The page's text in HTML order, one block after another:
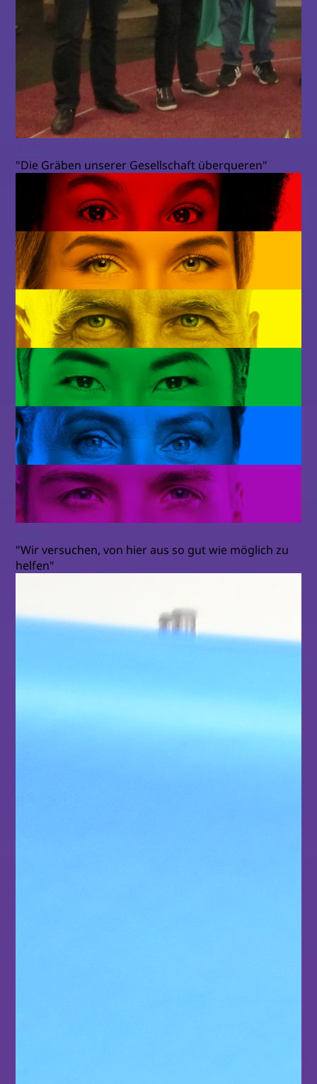
"Die Gräben unserer Gesellschaft überqueren"
"Wir versuchen, von hier aus so gut wie möglich zu
helfen"